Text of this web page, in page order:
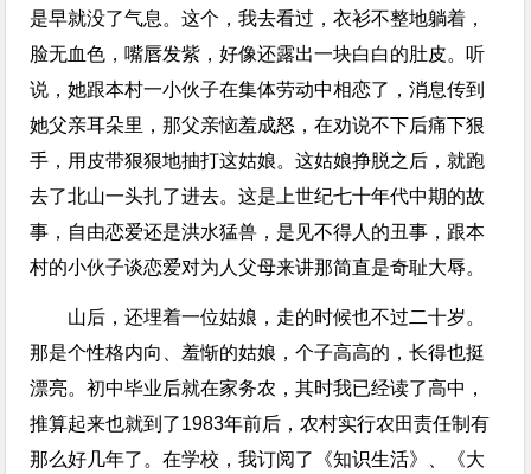
是早就没了气息。这个，我去看过，衣衫不整地躺着，
脸无血色，嘴唇发紫，好像还露出一块白白的肚皮。听
说，她跟本村一小伙子在集体劳动中相恋了，消息传到
她父亲耳朵里，那父亲恼羞成怒，在劝说不下后痛下狠
手，用皮带狠狠地抽打这姑娘。这姑娘挣脱之后，就跑
去了北山一头扎了进去。这是上世纪七十年代中期的故
事，自由恋爱还是洪水猛兽，是见不得人的丑事，跟本
村的小伙子谈恋爱对为人父母来讲那简直是奇耻大辱。
山后，还埋着一位姑娘，走的时候也不过二十岁。
那是个性格内向、羞惭的姑娘，个子高高的，长得也挺
漂亮。初中毕业后就在家务农，其时我已经读了高中，
推算起来也就到了1983年前后，农村实行农田责任制有
那么好几年了。在学校，我订阅了《知识生活》、《大